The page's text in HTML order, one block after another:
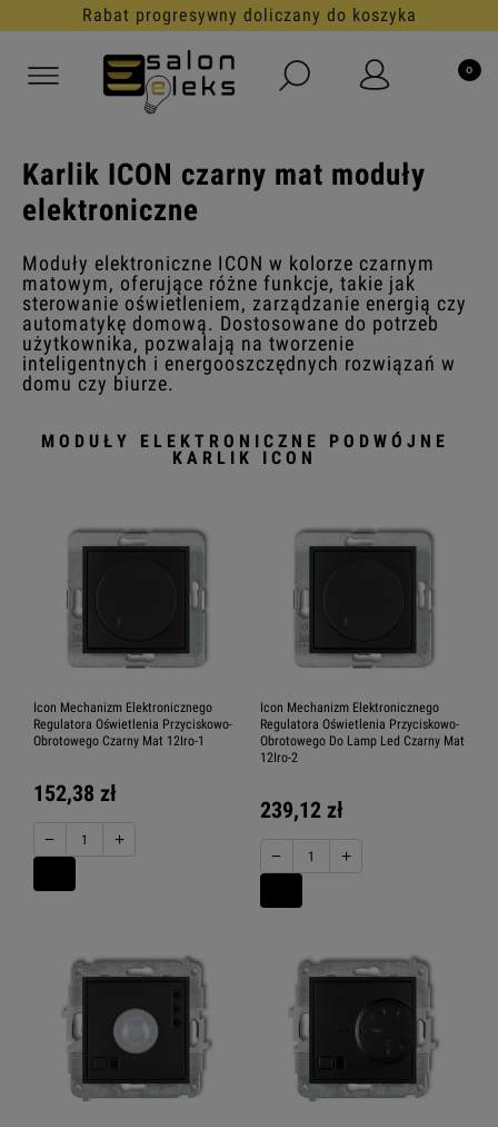
Rabat progresywny doliczany do koszyka
Karlik ICON czarny mat moduły
elektroniczne
Moduły elektroniczne ICON w kolorze czarnym
matowym, oferujące różne funkcje, takie jak
sterowanie oświetleniem, zarządzanie energią czy
automatykę domową. Dostosowane do potrzeb
użytkownika, pozwalają na tworzenie
inteligentnych i energooszczędnych rozwiązań w
domu czy biurze.
MODUŁY ELEKTRONICZNE PODWÓJNE
KARLIK ICON
Icon Mechanizm Elektronicznego
Regulatora Oświetlenia Przyciskowo-
Obrotowego Czarny Mat 12Iro-1
152,38 zł
− +
Icon Mechanizm Elektronicznego
Regulatora Oświetlenia Przyciskowo-
Obrotowego Do Lamp Led Czarny Mat
12Iro-2
239,12 zł
− +